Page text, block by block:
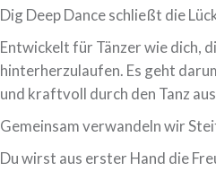
Dig Deep Dance schließt die
Entwickelt für Tänzer wie dich,
hinterherzulaufen. Es geht
und kraftvoll durch den Tanz
Gemeinsam verwandeln wir
Du wirst aus erster Hand die